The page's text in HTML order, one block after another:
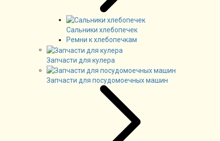
Сальники хлебопечек
Ремни к хлебопечкам
Запчасти для кулера
Запчасти для посудомоечных машин